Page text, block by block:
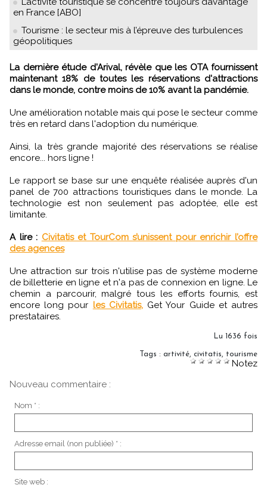
en France [ABO]
Tourisme : le secteur mis à l’épreuve des turbulences
géopolitiques
La dernière étude d'Arival, révèle que les OTA fournissent
maintenant 18% de toutes les réservations d'attractions
dans le monde, contre moins de 10% avant la pandémie.
Une amélioration notable mais qui pose le secteur comme
très en retard dans l'adoption du numérique.
Ainsi, la très grande majorité des réservations se réalise
encore... hors ligne !
Le rapport se base sur une enquête réalisée auprès d'un
panel de 700 attractions touristiques dans le monde. La
technologie est non seulement pas adoptée, elle est
limitante.
A lire : Civitatis et TourCom s’unissent pour enrichir l’offre
des agences
Une attraction sur trois n'utilise pas de système moderne
de billetterie en ligne et n'a pas de connexion en ligne. Le
chemin a parcourir, malgré tous les efforts fournis, est
encore long pour les Civitatis,Get Your Guide et autres
prestataires.
Lu 1636 fois
Tags : artivité, civitatis, tourisme
Notez
Nouveau commentaire :
Nom * :
Adresse email (non publiée) * :
Site web :